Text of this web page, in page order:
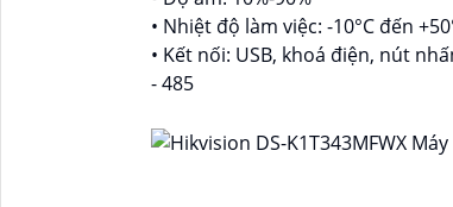
• Nhiệt độ làm việc: -10°C đến
• Kết nối: USB, khoá điện, nút
- 485